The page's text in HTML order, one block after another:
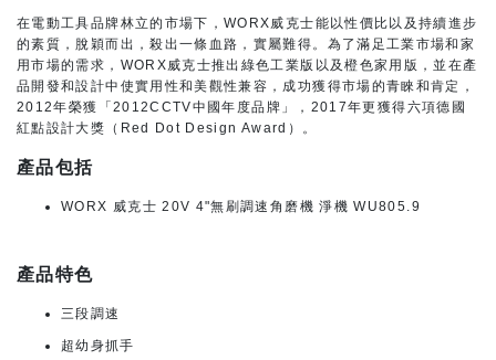
在電動工具品牌林立的市場下，WORX威克士能以性價比以及持續進步
的素質，脫穎而出，殺出一條血路，實屬難得。為了滿足工業市場和家
用市場的需求，WORX威克士推出綠色工業版以及橙色家用版，並在產
品開發和設計中使實用性和美觀性兼容，成功獲得市場的青睞和肯定，
2012年榮獲「2012CCTV中國年度品牌」，2017年更獲得六項德國
紅點設計大獎（Red Dot Design Award）。
產品包括
WORX 威克士 20V 4"無刷調速角磨機 淨機 WU805.9
產品特色
三段調速
超幼身抓手